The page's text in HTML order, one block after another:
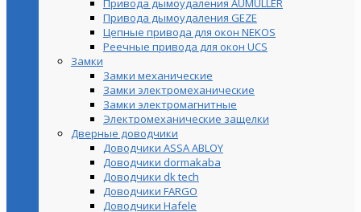
Привода дымоудаления GEZE
Цепные привода для окон NEKOS
Реечные привода для окон UСS
Замки
Замки механические
Замки электромеханические
Замки электромагнитные
Электромеханические защелки
Дверные доводчики
Доводчики ASSA ABLOY
Доводчики dormakaba
Доводчики dk tech
Доводчики FARGO
Доводчики Hafele